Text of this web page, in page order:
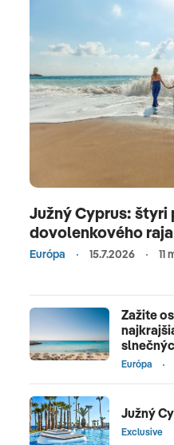
Južný Cyprus: štyri
dovolenkového raja
Európa 15.7.2026 11
Zažite
Európa
Južný
Exclusive